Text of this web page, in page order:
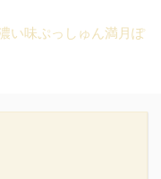
い味ぷっしゅん満月ぽ